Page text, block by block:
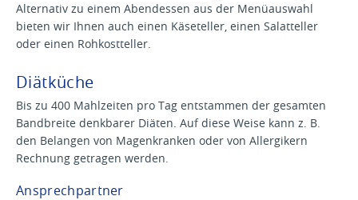
Alternativ zu einem Abendessen aus der Menüauswahl
bieten wir Ihnen auch einen Käseteller, einen Salatteller
oder einen Rohkostteller.
Diätküche
Bis zu 400 Mahlzeiten pro Tag entstammen der gesamten
Bandbreite denkbarer Diäten. Auf diese Weise kann z. B.
den Belangen von Magenkranken oder von Allergikern
Rechnung getragen werden.
Ansprechpartner